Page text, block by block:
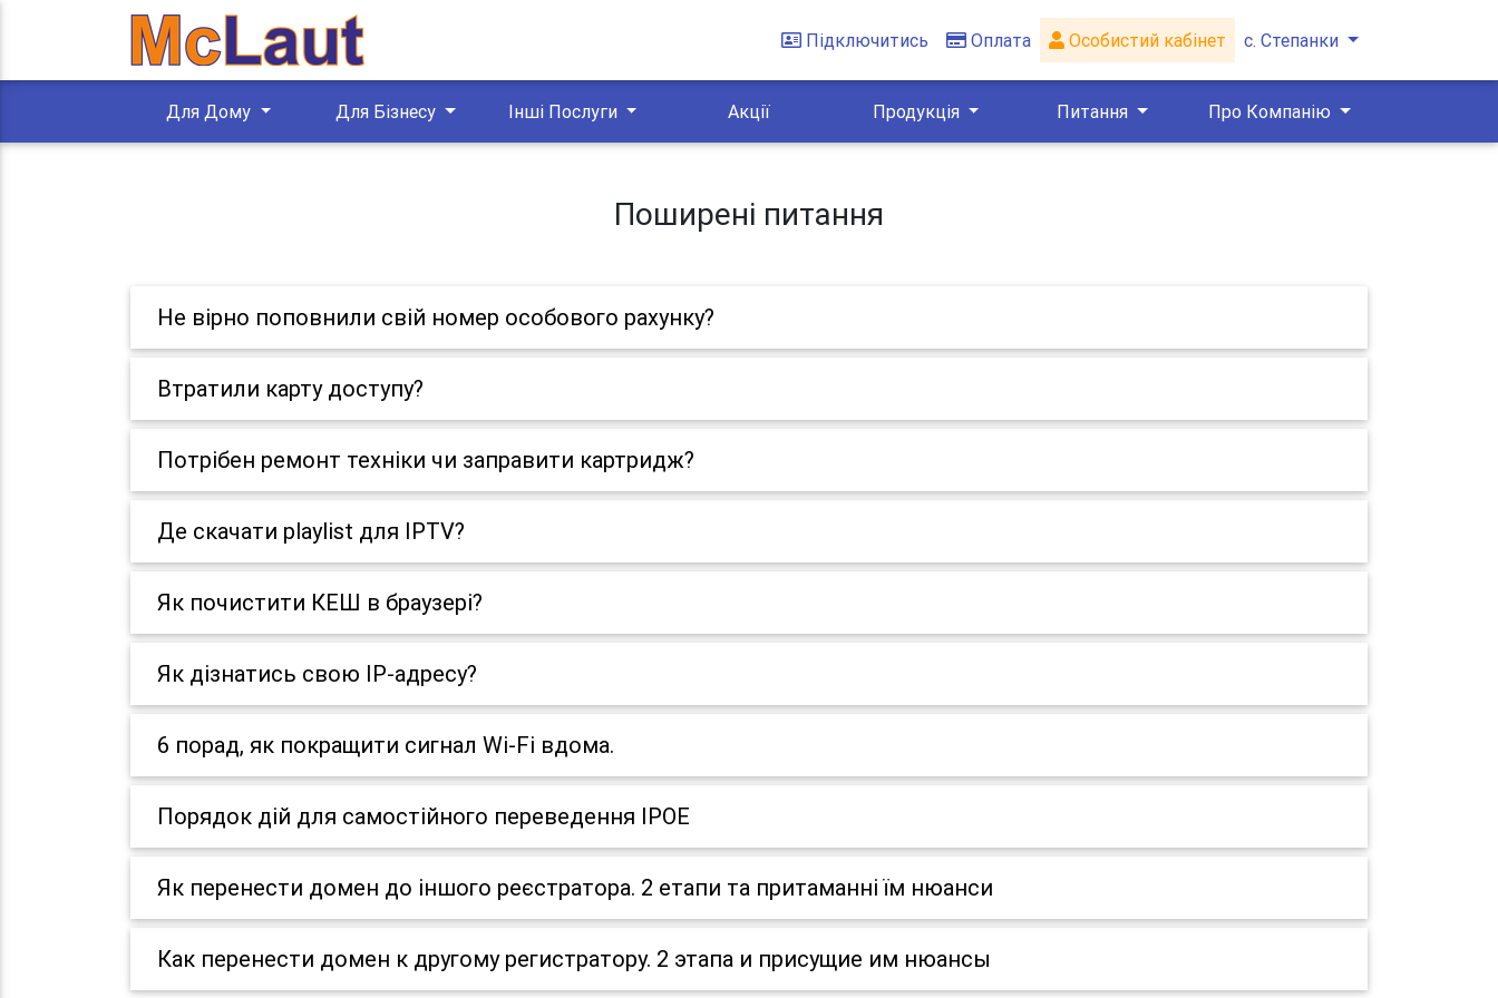
Підключитись Оплата Особистий кабінет с. Степанки
Для Дому Для Бізнесу Інші Послуги Акції Продукція Питання Про Компанію
Поширені питання
Не вірно поповнили свій номер особового рахунку?
Втратили карту доступу?
Потрібен ремонт техніки чи заправити картридж?
Де скачати playlist для IPTV?
Як почистити КЕШ в браузері?
Як дізнатись свою IP-адресу?
6 порад, як покращити сигнал Wi-Fi вдома.
Порядок дій для самостійного переведення IPOE
Як перенести домен до іншого реєстратора. 2 етапи та притаманні їм нюанси
Как перенести домен к другому регистратору. 2 этапа и присущие им нюансы